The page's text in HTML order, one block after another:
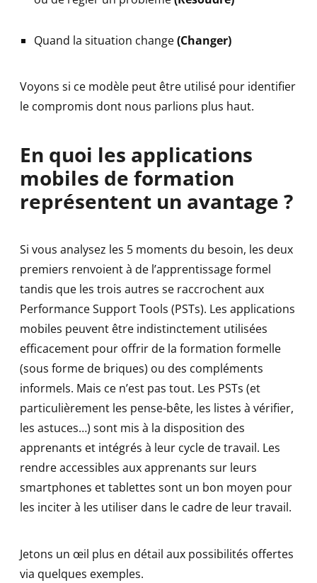
Quand la situation change(Changer)
Voyons si ce modèle peut être utilisé pour identifier
le compromis dont nous parlions plus haut.
En quoi les applications
mobiles de formation
représentent un avantage ?
Si vous analysez les 5 moments du besoin, les deux
premiers renvoient à de l’apprentissage formel
tandis que les trois autres se raccrochent aux
Performance Support Tools (PSTs). Les applications
mobiles peuvent être indistinctement utilisées
efficacement pour offrir de la formation formelle
(sous forme de briques) ou des compléments
informels. Mais ce n’est pas tout. Les PSTs (et
particulièrement les pense-bête, les listes à vérifier,
les astuces…) sont mis à la disposition des
apprenants et intégrés à leur cycle de travail. Les
rendre accessibles aux apprenants sur leurs
smartphones et tablettes sont un bon moyen pour
les inciter à les utiliser dans le cadre de leur travail.
Jetons un œil plus en détail aux possibilités offertes
via quelques exemples.